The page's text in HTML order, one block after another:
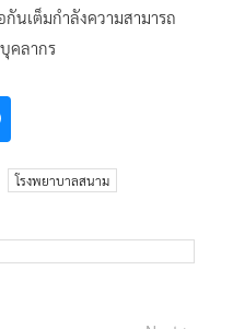
เต็มกำลังความสามารถ
คลากร
โรงพยาบาลสนาม